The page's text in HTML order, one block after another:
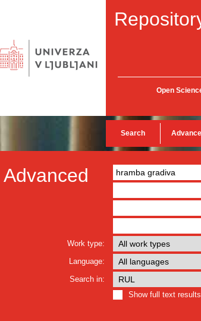
Open
Search
Advanced
Work type:
Language:
Search in:
Show full text